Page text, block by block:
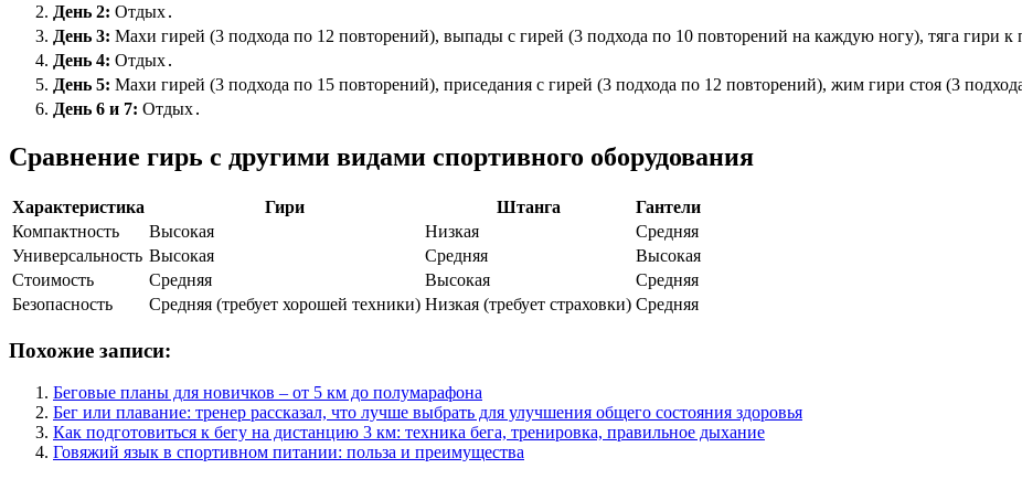
День 2: Отдых․
День 3: Махи гирей (3 подхода по 12 повторений), выпады с гирей (3 подхода по 10 повторений на каждую ногу), тяга гири к
День 4: Отдых․
День 5: Махи гирей (3 подхода по 15 повторений), приседания с гирей (3 подхода по 12 повторений), жим гири стоя (3
День 6 и 7: Отдых․
Сравнение гирь с другими видами спортивного оборудования
Характеристика Гири Штанга
Гантели
Компактность
Высокая Низкая
Средняя
Универсальность Высокая Средняя
Высокая
Стоимость
Средняя Высокая
Средняя
Безопасность
Средняя (требует хорошей техники) Низкая (требует страховки) Средняя
Похожие записи:
Беговые планы для новичков – от 5 км до полумарафона
Бег или плавание: тренер рассказал, что лучше выбрать для улучшения общего состояния здоровья
Как подготовиться к бегу на дистанцию 3 км: техника бега, тренировка, правильное дыхание
Говяжий язык в спортивном питании: польза и преимущества